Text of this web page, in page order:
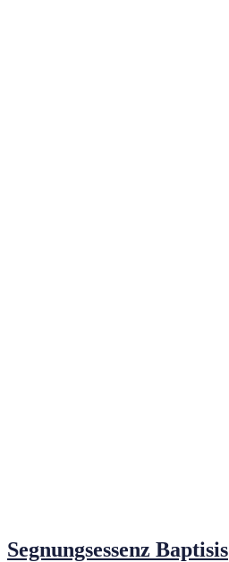
Segnungsessenz Baptisis